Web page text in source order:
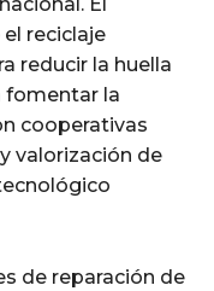
reciclaje
reducir la huella
fomentar la
cooperativas
valorización de
de reparación de